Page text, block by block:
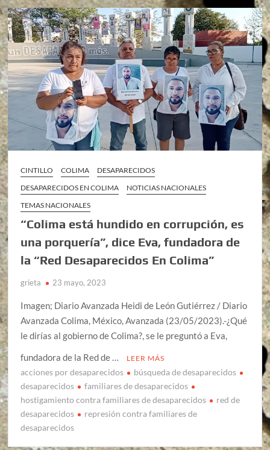
CINTILLO COLIMA
DESAPARECIDOS
DESAPARECIDOS EN COLIMA
NOTICIAS NACIONALES
TEMAS NACIONALES
“Colima está hundido en corrupción, es
una porquería”, dice Eva, fundadora de
la “Red Desaparecidos En Colima”
grieta 23 mayo, 2023
Imagen; Diario Avanzada Heidi de León Gutiérrez / Diario
Avanzada Colima, México, Avanzada (23/05/2023).-¿Qué
le dirías al gobierno de Colima?, se le preguntó a Eva,
fundadora de la Red de …
LEER MÁS
acciones por desaparecidos
búsqueda de desaparecidos
desaparecidos
familiares de desaparecidos
hostigamiento contra familiares de desaparecidos
red de
desaparecidos
represión contra familiares de
desaparecidos